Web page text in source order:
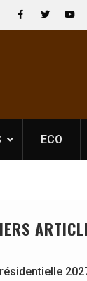
Présidentielle
ECO